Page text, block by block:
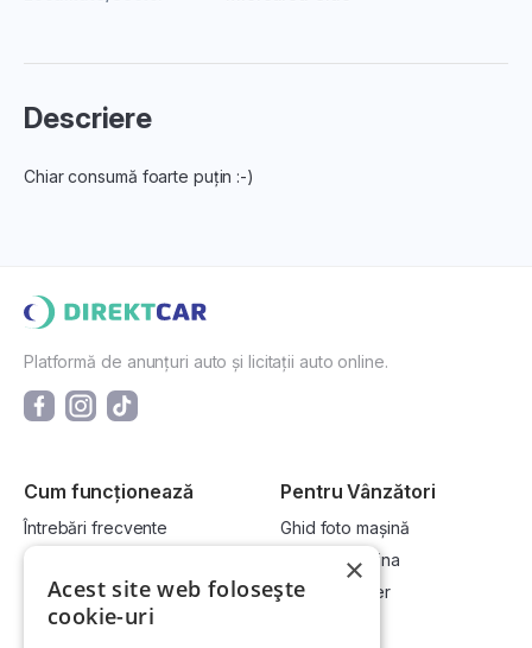
Descriere
Chiar consumă foarte puțin :-)
Platformă de anunțuri auto și licitații auto online.
Cum funcționează
Întrebări frecvente
Cum vând la licitație?
Pentru Vânzători
Ghid foto mașină
Vinde-ți mașina
Devino dealer
×
Acest site web folosește
cookie-uri